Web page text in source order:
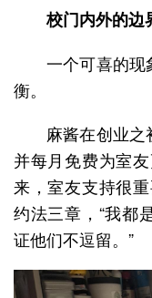
校门内外的边
一个可喜的
衡。
麻酱在创业之
并每月免费为室
来，室友支持很
约法三章，“我都
证他们不逗留。”